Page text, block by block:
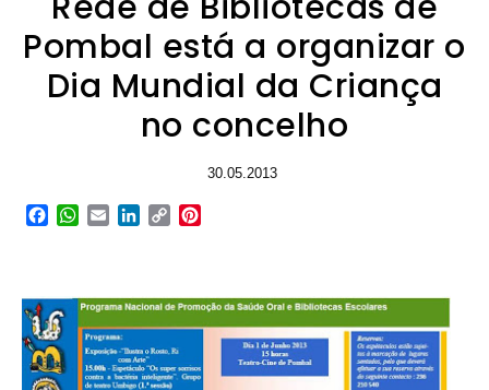
Pombal está a organizar o
Dia Mundial da Criança
no concelho
30.05.2013
Facebook
WhatsApp
EmailLinkedIn
Copy